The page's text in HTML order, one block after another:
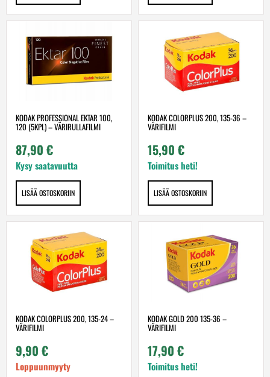
KODAK PROFESSIONAL EKTAR 100,
120 (5KPL) – VÄRIRULLAFILMI
87,90 €
Kysy saatavuutta
LISÄÄ OSTOSKORIIN
KODAK COLORPLUS 200, 135-36 –
VÄRIFILMI
15,90 €
Toimitus heti!
LISÄÄ OSTOSKORIIN
KODAK COLORPLUS 200, 135-24 –
VÄRIFILMI
9,90 €
Loppuunmyyty
KODAK GOLD 200 135-36 –
VÄRIFILMI
17,90 €
Toimitus heti!